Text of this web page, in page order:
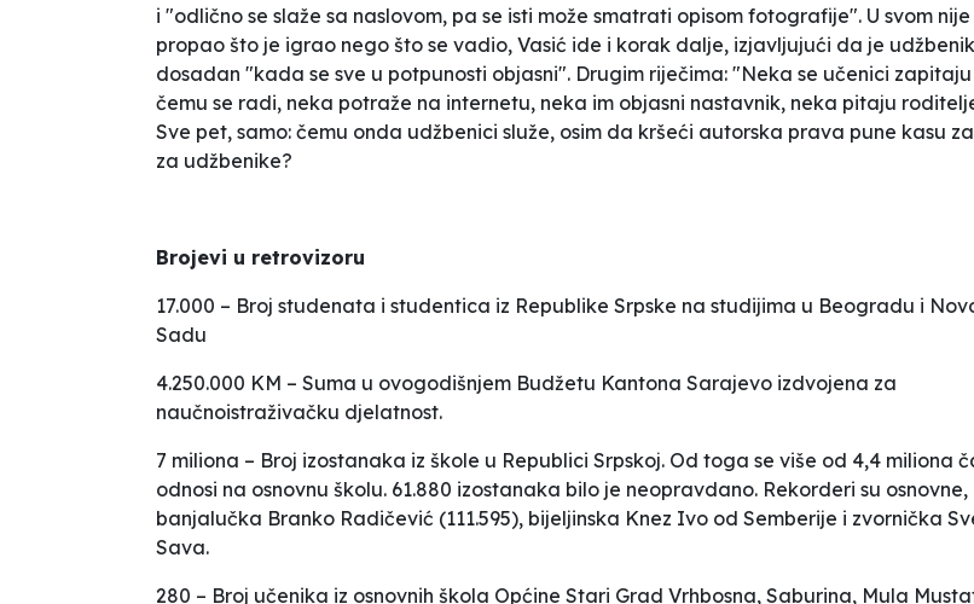
i "odlično se slaže sa naslovom, pa se isti može smatrati opisom fotografije". U svom
propao što je igrao nego što se vadio, Vasić ide i korak dalje, izjavljujući da je udžbenik
dosadan "kada se sve u potpunosti objasni". Drugim riječima: "Neka se učenici
čemu se radi, neka potraže na internetu, neka im objasni nastavnik, neka pitaju
Sve pet, samo: čemu onda udžbenici služe, osim da kršeći autorska prava pune kasu
za udžbenike?
Brojevi u retrovizoru
17.000 – Broj studenata i studentica iz Republike Srpske na studijima u Beogradu i
Sadu
4.250.000 KM – Suma u ovogodišnjem Budžetu Kantona Sarajevo izdvojena za
naučnoistraživačku djelatnost.
7 miliona – Broj izostanaka iz škole u Republici Srpskoj. Od toga se više od 4,4 miliona
odnosi na osnovnu školu. 61.880 izostanaka bilo je neopravdano. Rekorderi su osnovne,
banjalučka Branko Radičević (111.595), bijeljinska Knez Ivo od Semberije i zvornička
Sava.
280 – Broj učenika iz osnovnih škola Općine Stari Grad Vrhbosna, Saburina, Mula